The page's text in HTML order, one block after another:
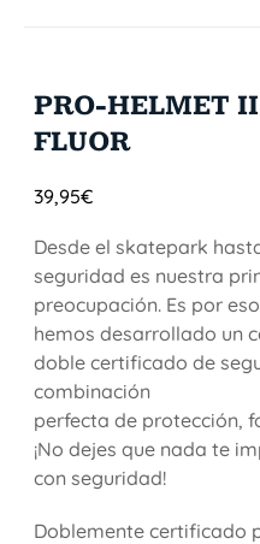
PRO-HELMET
FLUOR
39,95€
Desde el skatepark
seguridad es nuestra
preocupación. Es por
hemos desarrollado un
doble certificado de
combinación
perfecta de protección,
¡No dejes que nada te
con seguridad!
Doblemente certificado